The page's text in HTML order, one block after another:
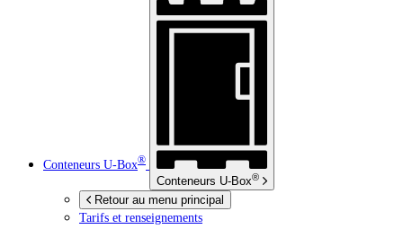
Conteneurs U-Box®
Conteneurs U-Box®
Retour au menu principal
Tarifs et renseignements